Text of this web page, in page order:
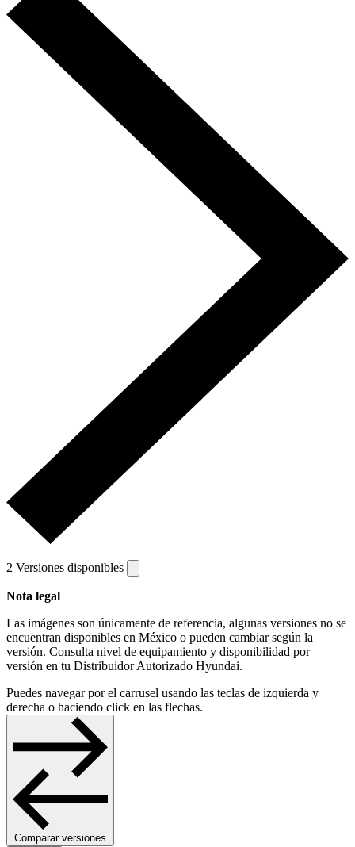
2 Versiones disponibles
Nota legal
Las imágenes son únicamente de referencia, algunas versiones no se
encuentran disponibles en México o pueden cambiarsegún la
versión. Consulta nivel de equipamiento y disponibilidad por
versión en tu Distribuidor Autorizado Hyundai.
Puedes navegar por el carrusel usando las teclas de izquierda y
derecha o haciendo click en las flechas.
Comparar versiones